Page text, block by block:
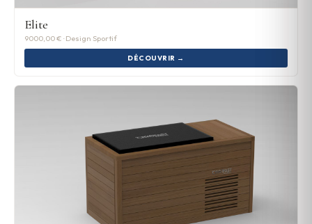
Elite
9000,00 € · Design Sportif
DÉCOUVRIR →